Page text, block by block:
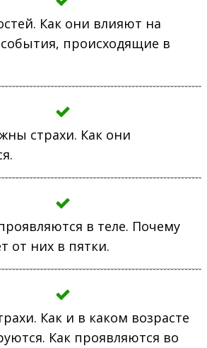
Как они влияют на
происходящие в
страхи. Как они
в теле. Почему
от них в пятки.
Как и в каком возрасте
Как проявляются во